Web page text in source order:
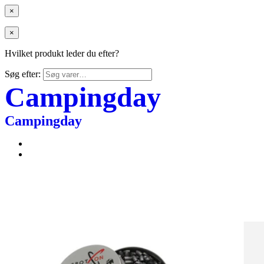
×
×
Hvilket produkt leder du efter?
Søg efter:
Campingday
Campingday